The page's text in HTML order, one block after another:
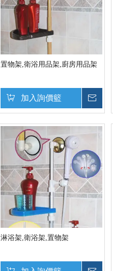
置物架,衛浴用品架,廚房用品架
加入詢價籃
淋浴架,衛浴架,置物架